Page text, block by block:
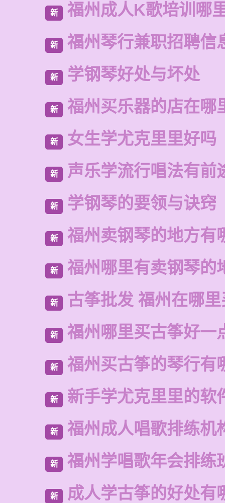
新 福州成人K歌培训哪
新 福州琴行兼职招聘信
新 学钢琴好处与坏处
新 福州买乐器的店在哪
新 女生学尤克里里好吗
新 声乐学流行唱法有前
新 学钢琴的要领与诀窍
新 福州卖钢琴的地方有
新 福州哪里有卖钢琴的
新 古筝批发 福州在哪
新 福州哪里买古筝好一
新 福州买古筝的琴行有
新 新手学尤克里里的软
新 福州成人唱歌排练机
新 福州学唱歌年会排练
新 成人学古筝的好处有